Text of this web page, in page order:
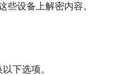
设备上解密内容。
下选项。